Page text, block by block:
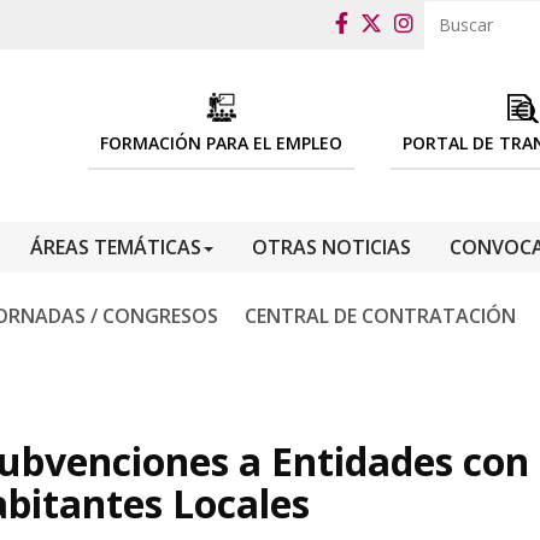
PORTAL DE
FORMACIÓN PARA EL EMPLEO
ÁREAS TEMÁTICAS OTRAS NOTICIAS
/ CONGRESOS CENTRAL DE CONTRATACIÓN
a Entidades con
Locales